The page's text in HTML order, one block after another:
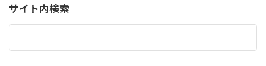
サイト内検索